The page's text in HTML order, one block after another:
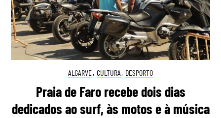
ALGARVE, CULTURA, DESPORTO
Praia de Faro recebe dois dias
dedicados ao surf, às motos e à música